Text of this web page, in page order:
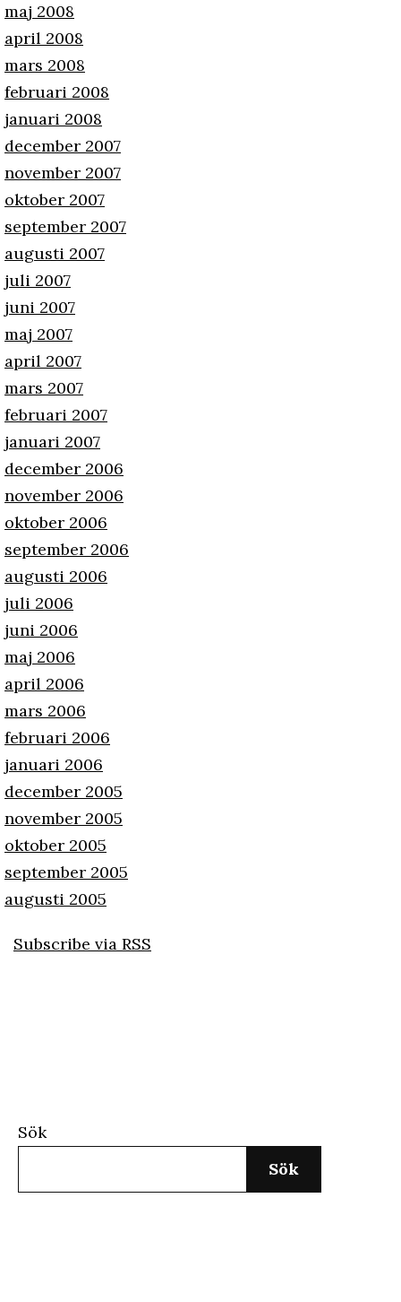
maj 2008
april 2008
mars 2008
februari 2008
januari 2008
december 2007
november 2007
oktober 2007
september 2007
augusti 2007
juli 2007
juni 2007
maj 2007
april 2007
mars 2007
februari 2007
januari 2007
december 2006
november 2006
oktober 2006
september 2006
augusti 2006
juli 2006
juni 2006
maj 2006
april 2006
mars 2006
februari 2006
januari 2006
december 2005
november 2005
oktober 2005
september 2005
augusti 2005
Subscribe via RSS
Sök
Sök